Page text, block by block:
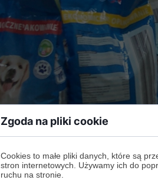
Zgoda na pliki cookie
Cookies to małe pliki danych, które są
stron internetowych. Używamy ich do
ruchu na stronie.